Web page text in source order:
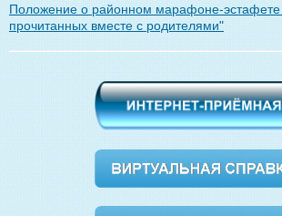
Положение о районном марафоне-эстафете
прочитанных вместе с родителями"